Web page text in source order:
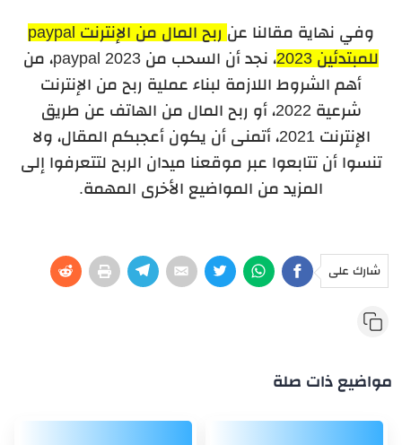
وفي نهاية مقالنا عن
ربح المال من الإنترنت paypal
للمبتدئين 2023
، نجد أن السحب من paypal 2023، من
أهم الشروط اللازمة لبناء عملية ربح من الإنترنت
شرعية 2022، أو ربح المال من الهاتف عن طريق
الإنترنت 2021، أتمنى أن يكون أعجبكم المقال، ولا
تنسوا أن تتابعوا عبر موقعنا ميدان الربح لتتعرفوا إلى
المزيد من المواضيع الأخرى المهمة.
شارك على
مواضيع ذات صلة